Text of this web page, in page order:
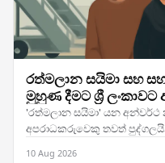
රත්මලාන සයිමා සහ
මුහුණ දීමට ශ්‍රී
'රත්මලාන සයිමා' යන
අපරාධකරුවෙකු තවත්
10 Aug 2026